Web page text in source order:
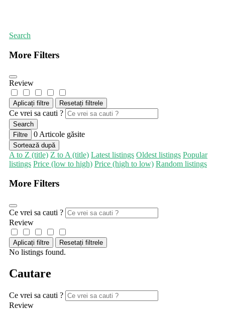
Search
More Filters
Review
Aplicați filtre Resetați filtrele
Ce vrei sa cauti ?
Search
Filtre
0 Articole găsite
Sortează după
A to Z (title) Z to A (title) Latest listings Oldest listings Popular
listings Price (low to high) Price (high to low) Random listings
More Filters
Ce vrei sa cauti ?
Review
Aplicați filtre Resetați filtrele
No listings found.
Cautare
Ce vrei sa cauti ?
Review